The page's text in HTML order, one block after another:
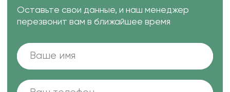
Оставьте свои данные, и наш менеджер
перезвонит вам в ближайшее время